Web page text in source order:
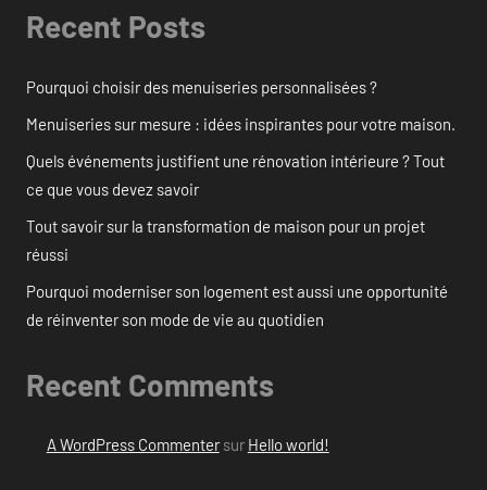
Recent Posts
Pourquoi choisir des menuiseries personnalisées ?
Menuiseries sur mesure : idées inspirantes pour votre maison.
Quels événements justifient une rénovation intérieure ? Tout
ce que vous devez savoir
Tout savoir sur la transformation de maison pour un projet
réussi
Pourquoi moderniser son logement est aussi une opportunité
de réinventer son mode de vie au quotidien
Recent Comments
A WordPress Commentersur Hello world!